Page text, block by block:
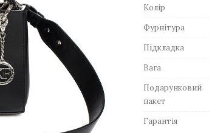
Колір
Фурнітура
Підкладка
Вага
Подарунковий
пакет
Гарантія